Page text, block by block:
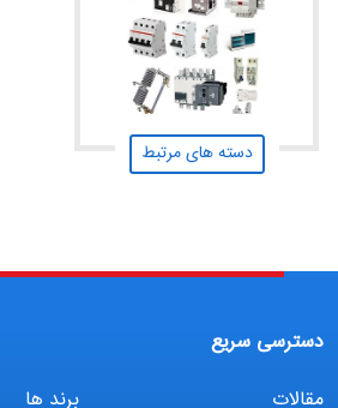
دسته های مرتبط
دسترسی سریع
مقالات
برند ها